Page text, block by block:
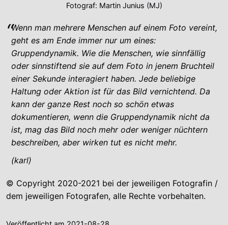
Fotograf: Martin Junius (MJ)
Wenn man mehrere Menschen auf einem Foto vereint,
geht es am Ende immer nur um eines:
Gruppendynamik. Wie die Menschen, wie sinnfällig
oder sinnstiftend sie auf dem Foto in jenem Bruchteil
einer Sekunde interagiert haben. Jede beliebige
Haltung oder Aktion ist für das Bild vernichtend. Da
kann der ganze Rest noch so schön etwas
dokumentieren, wenn die Gruppendynamik nicht da
ist, mag das Bild noch mehr oder weniger nüchtern
beschreiben, aber wirken tut es nicht mehr.
(karl)
© Copyright 2020-2021 bei der jeweiligen Fotografin /
dem jeweiligen Fotografen, alle Rechte vorbehalten.